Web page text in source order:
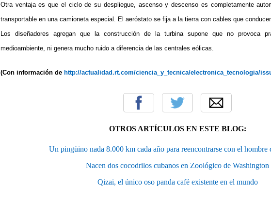
Otra ventaja es que el ciclo de su despliegue, ascenso y descenso es completamente
transportable en una camioneta especial. El aeróstato se fija a la tierra con cables que
Los diseñadores agregan que la construcción de la turbina supone que no provoca
medioambiente, ni genera mucho ruido a diferencia de las centrales eólicas.
(Con información de http://actualidad.rt.com/ciencia_y_tecnica/electronica_tecnologia/
OTROS ARTÍCULOS EN ESTE BLOG:
Un pingüino nada 8.000 km cada año para reencontrarse con el hombre
Nacen dos cocodrilos cubanos en Zoológico de Washington
Qizai, el único oso panda café existente en el mundo